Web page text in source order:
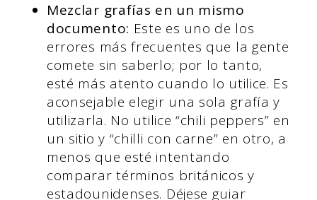
Mezclar grafías en un mismo
documento: Este es uno de los
errores más frecuentes que la gente
comete sin saberlo; por lo tanto,
esté más atento cuando lo utilice. Es
aconsejable elegir una sola grafía y
utilizarla. No utilice “chili peppers” en
un sitio y “chilli con carne” en otro, a
menos que esté intentando
comparar términos británicos y
estadounidenses. Déjese guiar